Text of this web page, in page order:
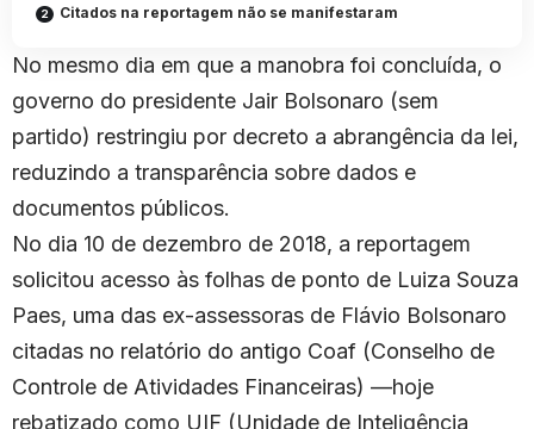
Citados na reportagem não se manifestaram
No mesmo dia em que a manobra foi concluída, o
governo do presidente Jair Bolsonaro (sem
partido) restringiu por decreto a abrangência da lei,
reduzindo a transparência sobre dados e
documentos públicos.
No dia 10 de dezembro de 2018, a reportagem
solicitou acesso às folhas de ponto de Luiza Souza
Paes, uma das ex-assessoras de Flávio Bolsonaro
citadas no relatório do antigo Coaf (Conselho de
Controle de Atividades Financeiras) —hoje
rebatizado como UIF (Unidade de Inteligência